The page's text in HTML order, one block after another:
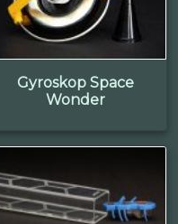
Gyroskop Space
Wonder